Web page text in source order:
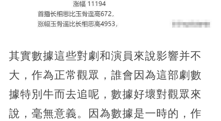
其實數據這些對劇和演員來說影響并不
大，作為正常觀眾，誰會因為這部劇數
據特別牛而去追呢，數據好壞對觀眾來
說，毫無意義。因為數據是一時的，作